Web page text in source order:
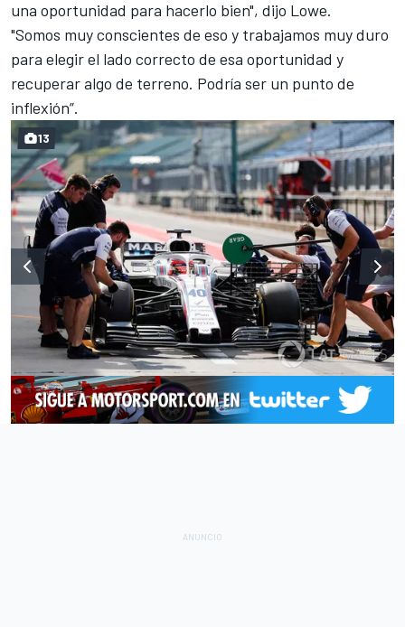
una oportunidad para hacerlo bien", dijo Lowe.
"Somos muy conscientes de eso y trabajamos muy duro
para elegir el lado correcto de esa oportunidad y
recuperar algo de terreno. Podría ser un punto de
inflexión”.
13